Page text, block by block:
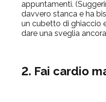
appuntamenti.
davvero stanca e ha
un cubetto di ghiaccio
dare una sveglia
2. Fai cardio